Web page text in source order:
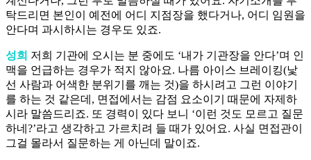
탁드리면 본인이 예전에 어디 지점장을 했다거나, 어디 임원을
안다며 과시하시는 경우도 있죠.
성희 저희 기관에 오시는 분 중에도 ‘내가 기관장을 안다’며 인
맥을 언급하는 경우가 적지 않아요. 나름 아이스 브레이킹(낯
선 사람과 어색한 분위기를 깨는 것)을 하시려고 그런 이야기
를 하는 것 같은데, 면접에서는 감점 요소이기 때문에 자제하
시라 말씀드리죠. 또 경력이 있다 보니 ‘이런 것도 모르고 질문
하네?’라고 생각하고 가르치려 들 때가 있어요. 사실 면접관이
그걸 몰라서 질문하는 게 아닌데 말이죠.